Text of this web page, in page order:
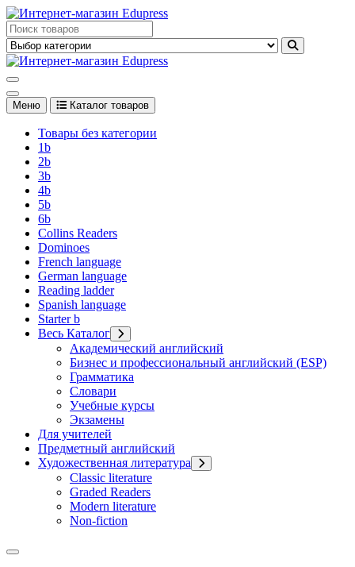
Перейти
к
содержимому
Edupress Uzbekistan, Edupress Узбекистан, книги, учебники на
английском языке
английском языке
Меню Каталог товаров
Товары без категории
1b
2b
3b
4b
5b
6b
Collins Readers
Dominoes
French language
German language
Reading ladder
Spanish language
Starter b
Весь Каталог
Академический английский
Бизнес и профессиональный английский (ESP)
Грамматика
Словари
Учебные курсы
Экзамены
Для учителей
Предметный английский
Художественная литература
Classic literature
Graded Readers
Modern literature
Non-fiction